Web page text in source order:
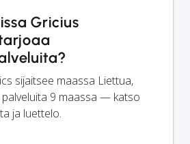
Gricius
sijaitsee maassa Liettua,
9 maassa — katso
ja luettelo.